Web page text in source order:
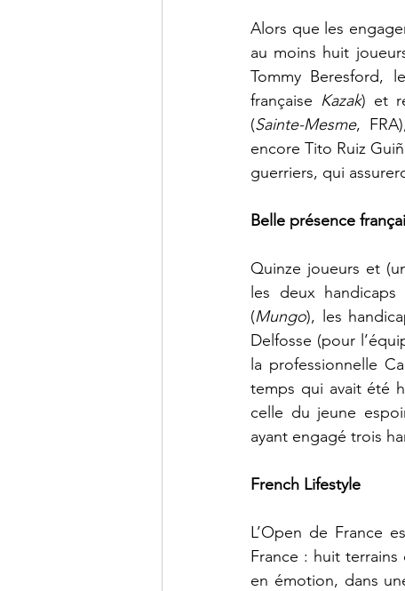
Alors que les
au moins huit
Tommy Beresford,
française Kazak) et
(Sainte-Mesme,
encore Tito Ruiz
guerriers, qui
Belle présence
Quinze joueurs et
les deux
(Mungo), les
Delfosse (pour
la professionnelle
temps qui avait été
celle du jeune
ayant engagé trois
French Lifestyle
L’Open de France
France : huit
en émotion, dans